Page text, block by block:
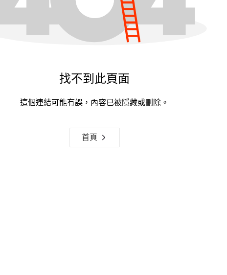
找不到此頁面
這個連結可能有誤，內容已被隱藏或刪除。
首頁